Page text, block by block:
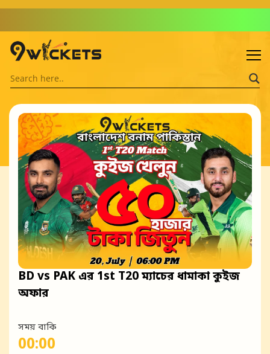
BD vs PAK এর 1st T20 ম্যাচের ধামাকা কুইজ
অফার
সময় বাকি
00:00